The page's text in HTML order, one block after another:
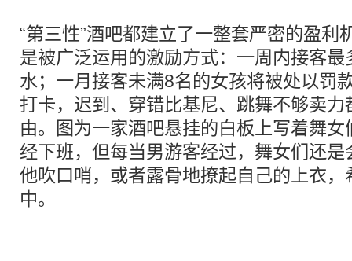
“第三性”酒吧都建立了一整套严密的盈利
是被广泛运用的激励方式：一周内接客
水；一月接客未满8名的女孩将被处以罚
打卡，迟到、穿错比基尼、跳舞不够卖
由。图为一家酒吧悬挂的白板上写着舞
经下班，但每当男游客经过，舞女们还
他吹口哨，或者露骨地撩起自己的上衣
中。